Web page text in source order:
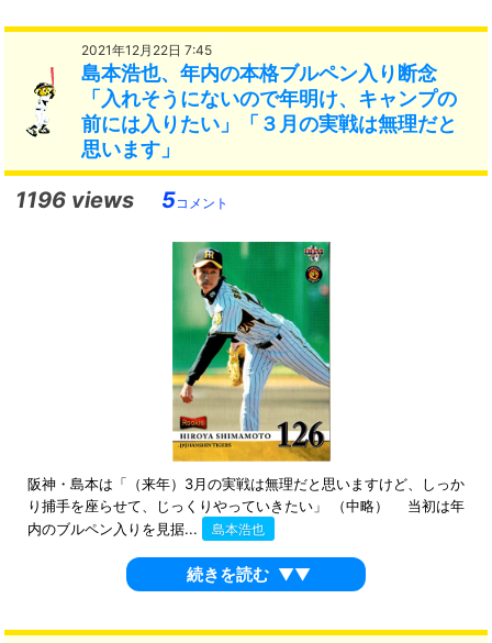
2021年12月22日 7:45
島本浩也、年内の本格ブルペン入り断念
「入れそうにないので年明け、キャンプの
前には入りたい」「３月の実戦は無理だと
思います」
1196 views 5コメント
阪神・島本は「（来年）3月の実戦は無理だと思いますけど、しっか
り捕手を座らせて、じっくりやっていきたい」 （中略） 当初は年
内のブルペン入りを見据...
島本浩也
続きを読む ▼▼